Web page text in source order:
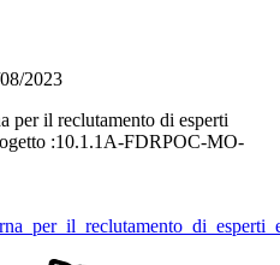
2023
per il reclutamento di esperti
:10.1.1A-FDRPOC-MO-